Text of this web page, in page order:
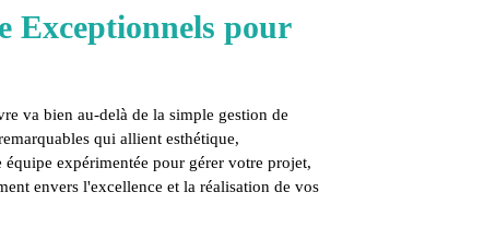
Exceptionnels pour
va bien au-delà de la simple gestion de
qui allient esthétique,
expérimentée pour gérer votre projet,
envers l'excellence et la réalisation de vos